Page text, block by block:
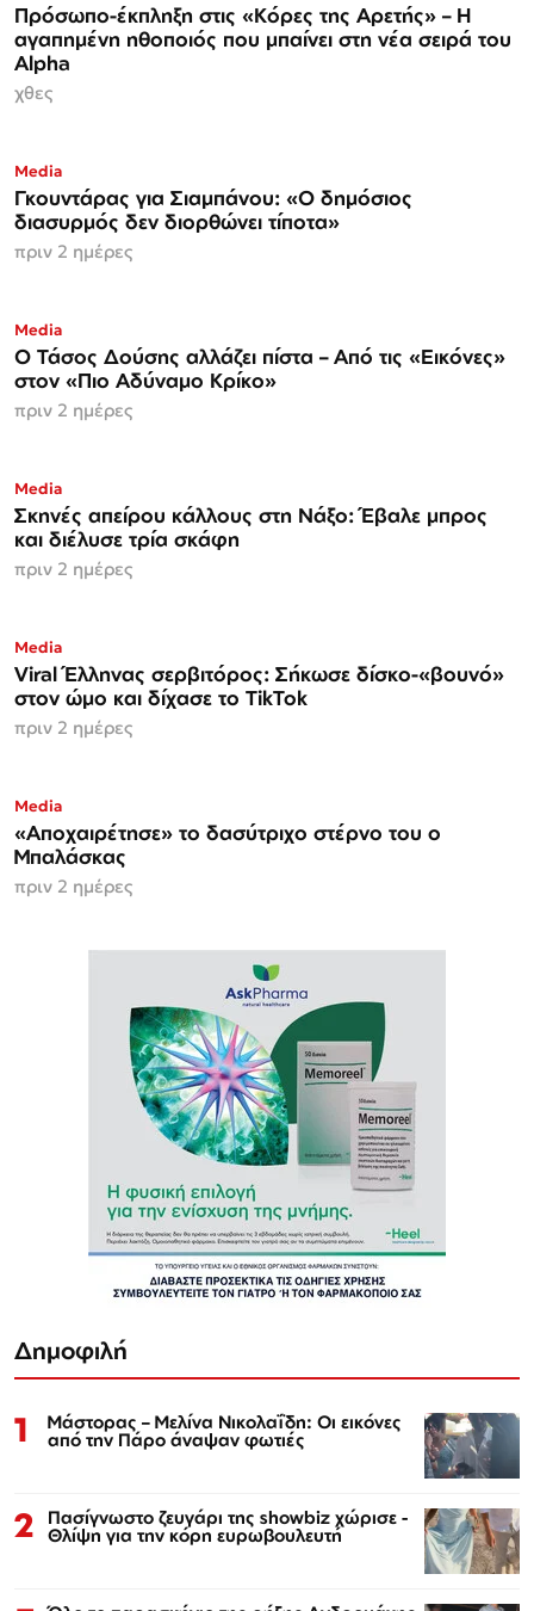
Πρόσωπο-έκπληξη στις «Κόρες της Αρετής» – Η
αγαπημένη ηθοποιός που μπαίνει στη νέα σειρά του
Alpha
χθες
Media
Γκουντάρας για Σιαμπάνου: «Ο δημόσιος
διασυρμός δεν διορθώνει τίποτα»
πριν 2 ημέρες
Media
Ο Τάσος Δούσης αλλάζει πίστα – Από τις «Εικόνες»
στον «Πιο Αδύναμο Κρίκο»
πριν 2 ημέρες
Media
Σκηνές απείρου κάλλους στη Νάξο: Έβαλε μπρος
και διέλυσε τρία σκάφη
πριν 2 ημέρες
Media
Viral Έλληνας σερβιτόρος: Σήκωσε δίσκο-«βουνό»
στον ώμο και δίχασε το TikTok
πριν 2 ημέρες
Media
«Αποχαιρέτησε» το δασύτριχο στέρνο του ο
Μπαλάσκας
πριν 2 ημέρες
Δημοφιλή
1 Μάστορας – Μελίνα Νικολαΐδη: Οι εικόνες
από την Πάρο άναψαν φωτιές
2 Πασίγνωστο ζευγάρι της showbiz χώρισε -
Θλίψη για την κόρη ευρωβουλευτή